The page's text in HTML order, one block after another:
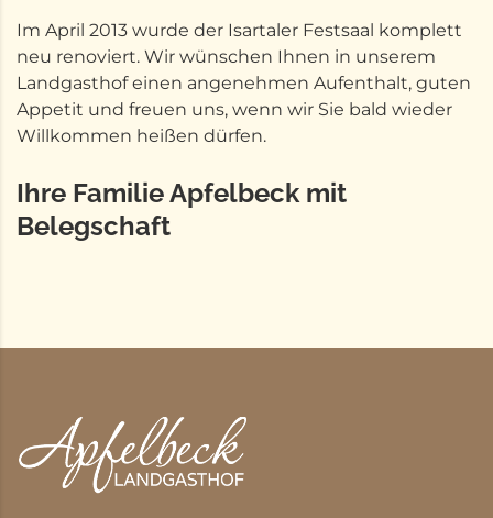
Im April 2013 wurde der Isartaler Festsaal komplett
neu renoviert. Wir wünschen Ihnen in unserem
Landgasthof einen angenehmen Aufenthalt, guten
Appetit und freuen uns, wenn wir Sie bald wieder
Willkommen heißen dürfen.
Ihre Familie Apfelbeck mit
Belegschaft